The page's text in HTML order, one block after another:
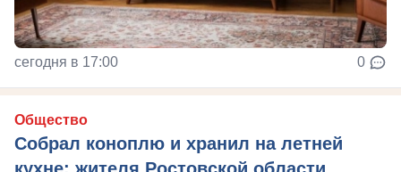
сегодня в 17:00 0
Общество
Собрал коноплю и хранил на летней